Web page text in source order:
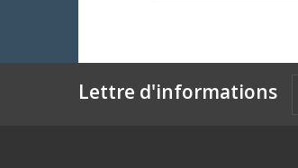
Lettre d'informations